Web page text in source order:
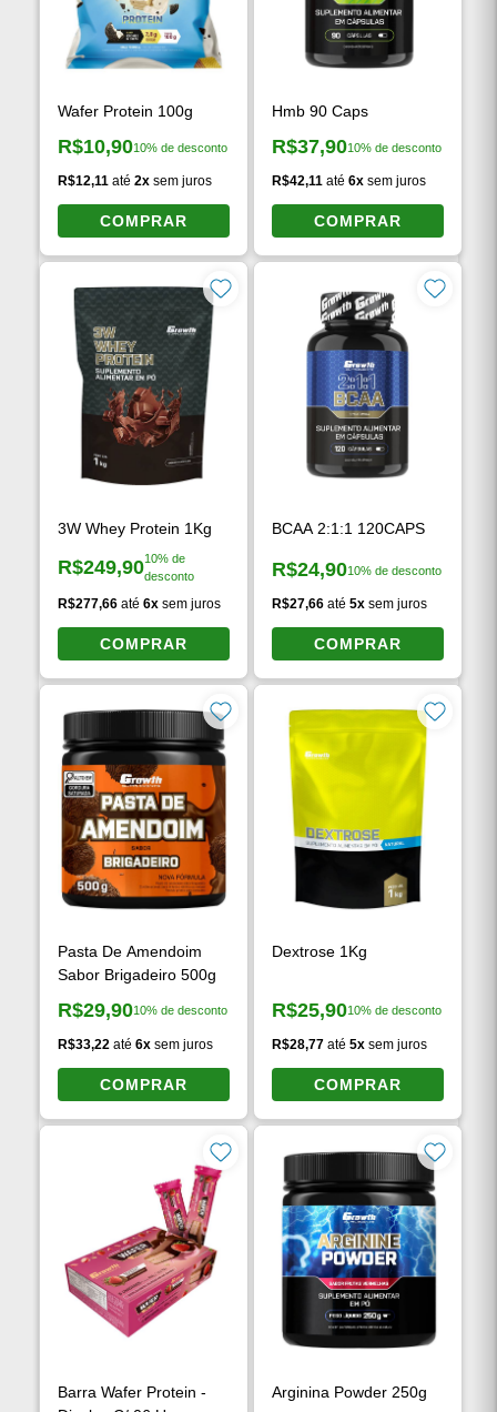
Wafer Protein 100g
Preço à vista:
R$12,11até2x sem juros
Hmb 90 Caps
Preço à vista:
R$42,11até6x sem juros
3W Whey Protein 1Kg
Preço à vista:
R$249,9010% de
desconto
R$277,66até 6xsem juros
BCAA 2:1:1 120CAPS
Preço à vista:
R$27,66até5x sem juros
Pasta De Amendoim
Sabor Brigadeiro 500g
Preço à vista:
R$29,90
R$33,22até6x sem juros
Dextrose 1Kg
Preço à vista:
R$25,90
R$28,77até5x sem juros